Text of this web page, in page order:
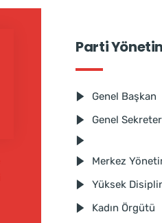
Parti
Genel Başkan
Genel Sekreter
Merkez
Yüksek
Kadın Örgütü